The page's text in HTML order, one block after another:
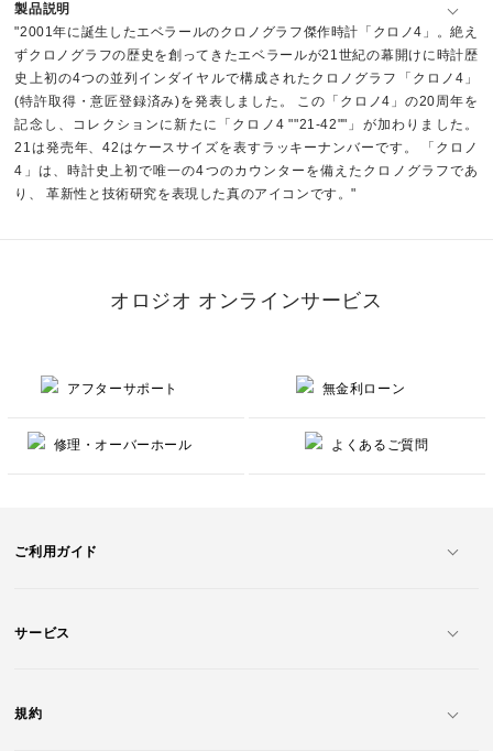
製品説明
"2001年に誕生したエベラールのクロノグラフ傑作時計「クロノ4」。絶え
ずクロノグラフの歴史を創ってきたエベラールが21世紀の幕開けに時計歴
史上初の4つの並列インダイヤルで構成されたクロノグラフ「クロノ4」
(特許取得・意匠登録済み)を発表しました。 この「クロノ4」の20周年を
記念し、コレクションに新たに「クロノ4 ""21-42""」が加わりました。
21は発売年、42はケースサイズを表すラッキーナンバーです。 「クロノ
4」は、時計史上初で唯一の4つのカウンターを備えたクロノグラフであ
り、 革新性と技術研究を表現した真のアイコンです。"
オロジオ オンラインサービス
アフターサポート 無金利ローン
修理・オーバーホール よくあるご質問
ご利用ガイド
サービス
規約